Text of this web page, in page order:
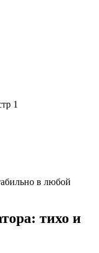
1
в любой
тихо и